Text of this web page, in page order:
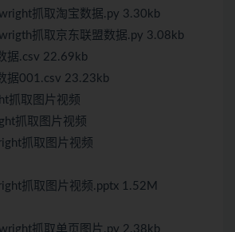
抓取淘宝数据.py 3.30kb
抓取京东联盟数据.py 3.08kb
据.csv 22.69kb
据001.csv 23.23kb
抓取图片视频
抓取图片视频
抓取图片视频
抓取图片视频.pptx 1.52M
抓取单页图片.py 2.38kb